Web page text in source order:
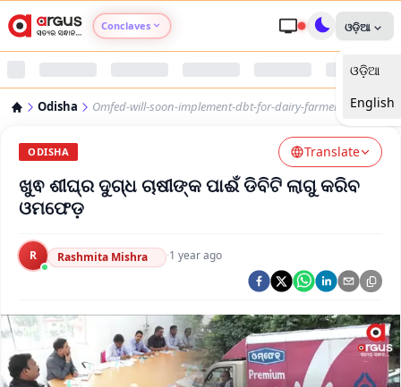
Conclaves
Argus Nari Shakti
Argus Swaad Odisha
ଓଡ଼ିଆ
ଓଡ଼ିଆ
English
Odisha Omfed-will-soon-implement-dbt-for-dairy-farmers
ODISHA Translate
ଖୁଵ ଶୀଘ୍ର ଦୁଗ୍ଧ ଚାଷୀଙ୍କ ପାଈଁ ଡିବିଟି ଲାଗୁ କରିବ
ଓମଫେଡ଼
R Rashmita Mishra ·1 year ago